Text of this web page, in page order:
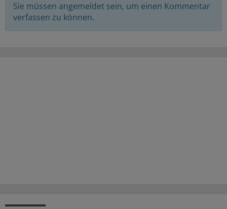
Sie müssen angemeldet sein, um einen Kommentar
verfassen zu können.